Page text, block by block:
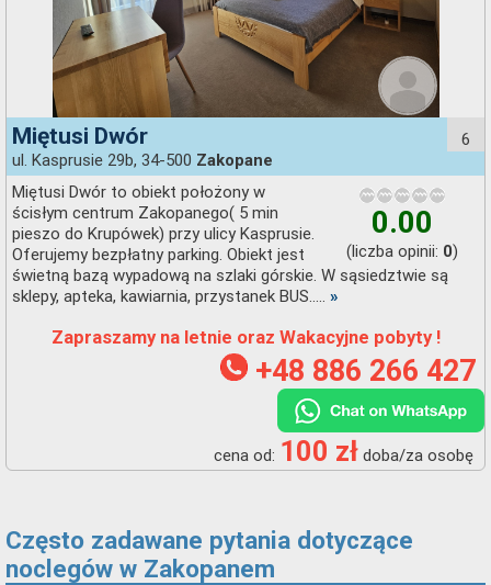
6
Miętusi Dwór
ul. Kasprusie 29b, 34-500 Zakopane
0.00
(liczba opinii: 0)
Miętusi Dwór to obiekt położony w
ścisłym centrum Zakopanego( 5 min
pieszo do Krupówek) przy ulicy Kasprusie.
Oferujemy bezpłatny parking. Obiekt jest
świetną bazą wypadową na szlaki górskie. W sąsiedztwie są
sklepy, apteka, kawiarnia, przystanek BUS..... »
Zapraszamy na letnie oraz Wakacyjne pobyty !
+48 886 266 427
cena od: 100 zł doba/za osobę
Często zadawane pytania dotyczące
noclegów w Zakopanem